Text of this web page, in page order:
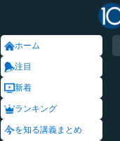
ホーム
注目
新着
ランキング
を知る講義まとめ